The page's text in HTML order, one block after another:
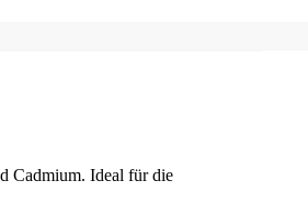
Cadmium. Ideal für die